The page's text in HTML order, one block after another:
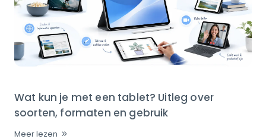
Wat kun je met een tablet? Uitleg over
soorten, formaten en gebruik
Meer lezen